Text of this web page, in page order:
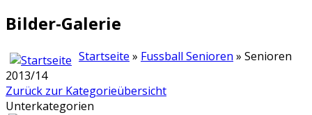
Bilder-Galerie
Startseite » Fussball Senioren » Senioren
2013/14
Zurück zur Kategorieübersicht
Unterkategorien